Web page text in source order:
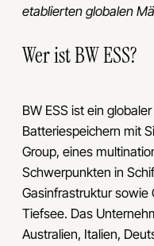
etablierten globalen
Wer ist BW ESS?
BW ESS ist ein
Batteriespeichern mit
Group, eines
Schwerpunkten in
Gasinfrastruktur sowie
Tiefsee. Das
Australien, Italien,